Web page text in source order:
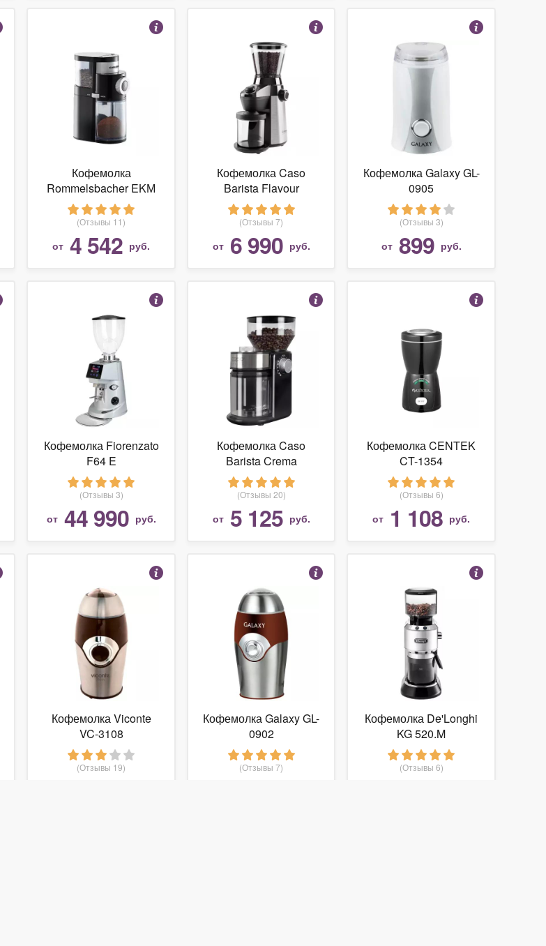
Кофемолка
Rommelsbacher EKМ
200
(Отзывы 11)
от 4 542 руб.
Кофемолка Caso
Barista Flavour
(Отзывы 7)
от 6 990 руб.
Кофемолка Galaxy GL-
0905
(Отзывы 3)
от 899 руб.
Кофемолка Fiorenzato
F64 E
(Отзывы 3)
от 44 990 руб.
Кофемолка Caso
Barista Crema
(Отзывы 20)
от 5 125 руб.
Кофемолка CENTEK
CT-1354
(Отзывы 6)
от 1 108 руб.
Кофемолка Viconte
VC-3108
(Отзывы 19)
Кофемолка Galaxy GL-
0902
(Отзывы 7)
Кофемолка De'Longhi
KG 520.M
(Отзывы 6)